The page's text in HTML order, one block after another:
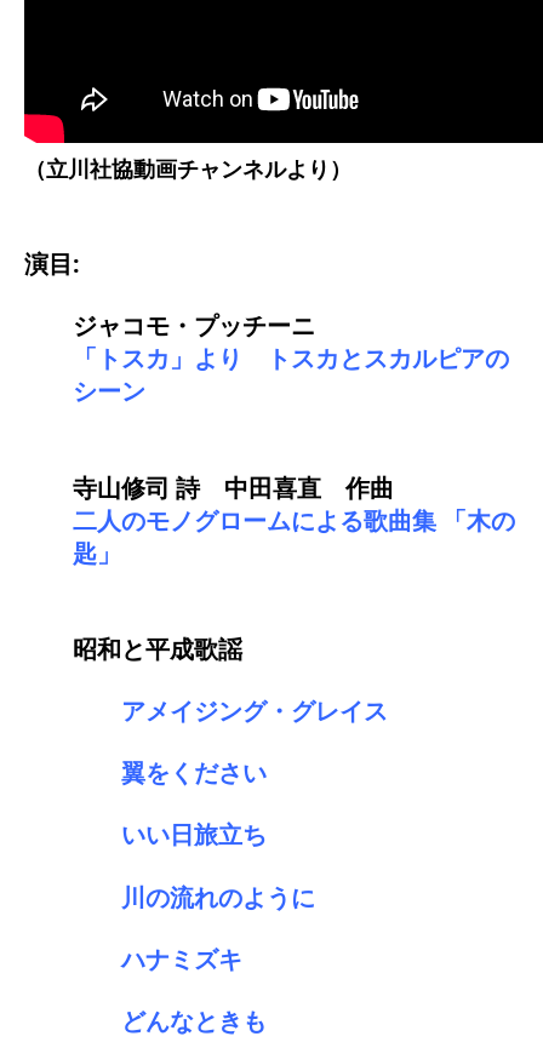
（立川社協動画チャンネルより）
演目:
ジャコモ・プッチーニ
「トスカ」より トスカとスカルピアの
シーン
寺山修司 詩 中田喜直 作曲
二人のモノグロームによる歌曲集 「木の
匙」
昭和と平成歌謡
アメイジング・グレイス
翼をください
いい日旅立ち
川の流れのように
ハナミズキ
どんなときも